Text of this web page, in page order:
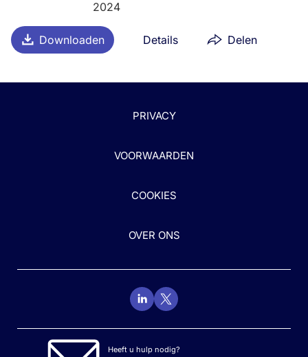
Downloaden Details Delen
2024
PRIVACY
VOORWAARDEN
COOKIES
OVER ONS
Heeft u hulp nodig?